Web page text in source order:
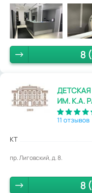
8
ИМ. К.А.
11 отзывов
КТ
пр. Лиговский, д. 8.
8